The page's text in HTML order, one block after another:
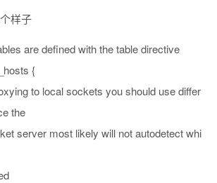
样子
are defined with the table directive
{
to local sockets you should use differ
the
server most likely will not autodetect whi